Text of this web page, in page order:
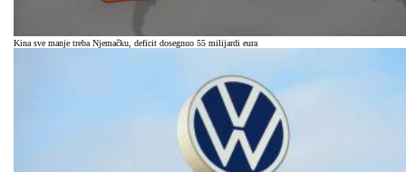
Kina sve manje treba Njemačku, deficit dosegnuo 55 milijardi eura